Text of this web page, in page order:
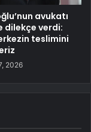
avukatı
dilekçe verdi:
teslimini
2026